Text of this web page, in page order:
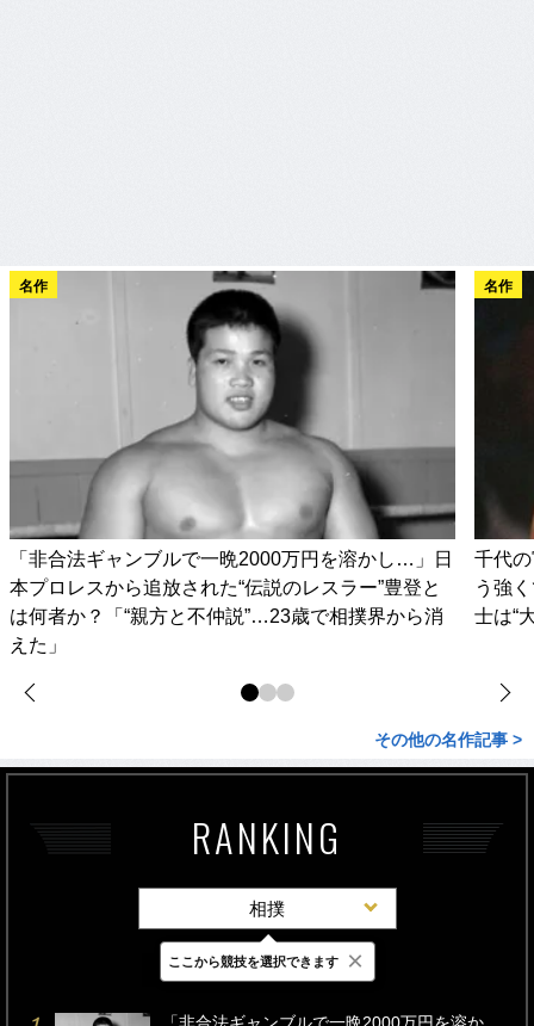
名作
「非合法ギャンブルで一晩2000万円を溶かし…」日
本プロレスから追放された“伝説のレスラー”豊登と
は何者か？「“親方と不仲説”…23歳で相撲界から消
えた」
名作
千代
う強
士は“
その他の名作記事 >
RANKING
相撲
最新 24時間 週間
「非合法ギャンブルで一晩2000万円を溶か
ここから競技を選択できます ×